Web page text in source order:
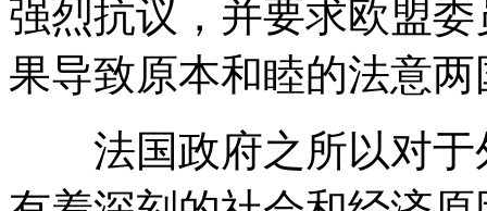
强烈抗议，并要求欧盟
果导致原本和睦的法意
法国政府之所以对于